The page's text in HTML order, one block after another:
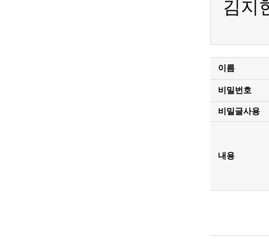
김지
이름
비밀번호
비밀글사용
내용